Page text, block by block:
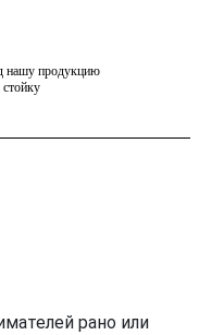
нашу продукцию
рано или